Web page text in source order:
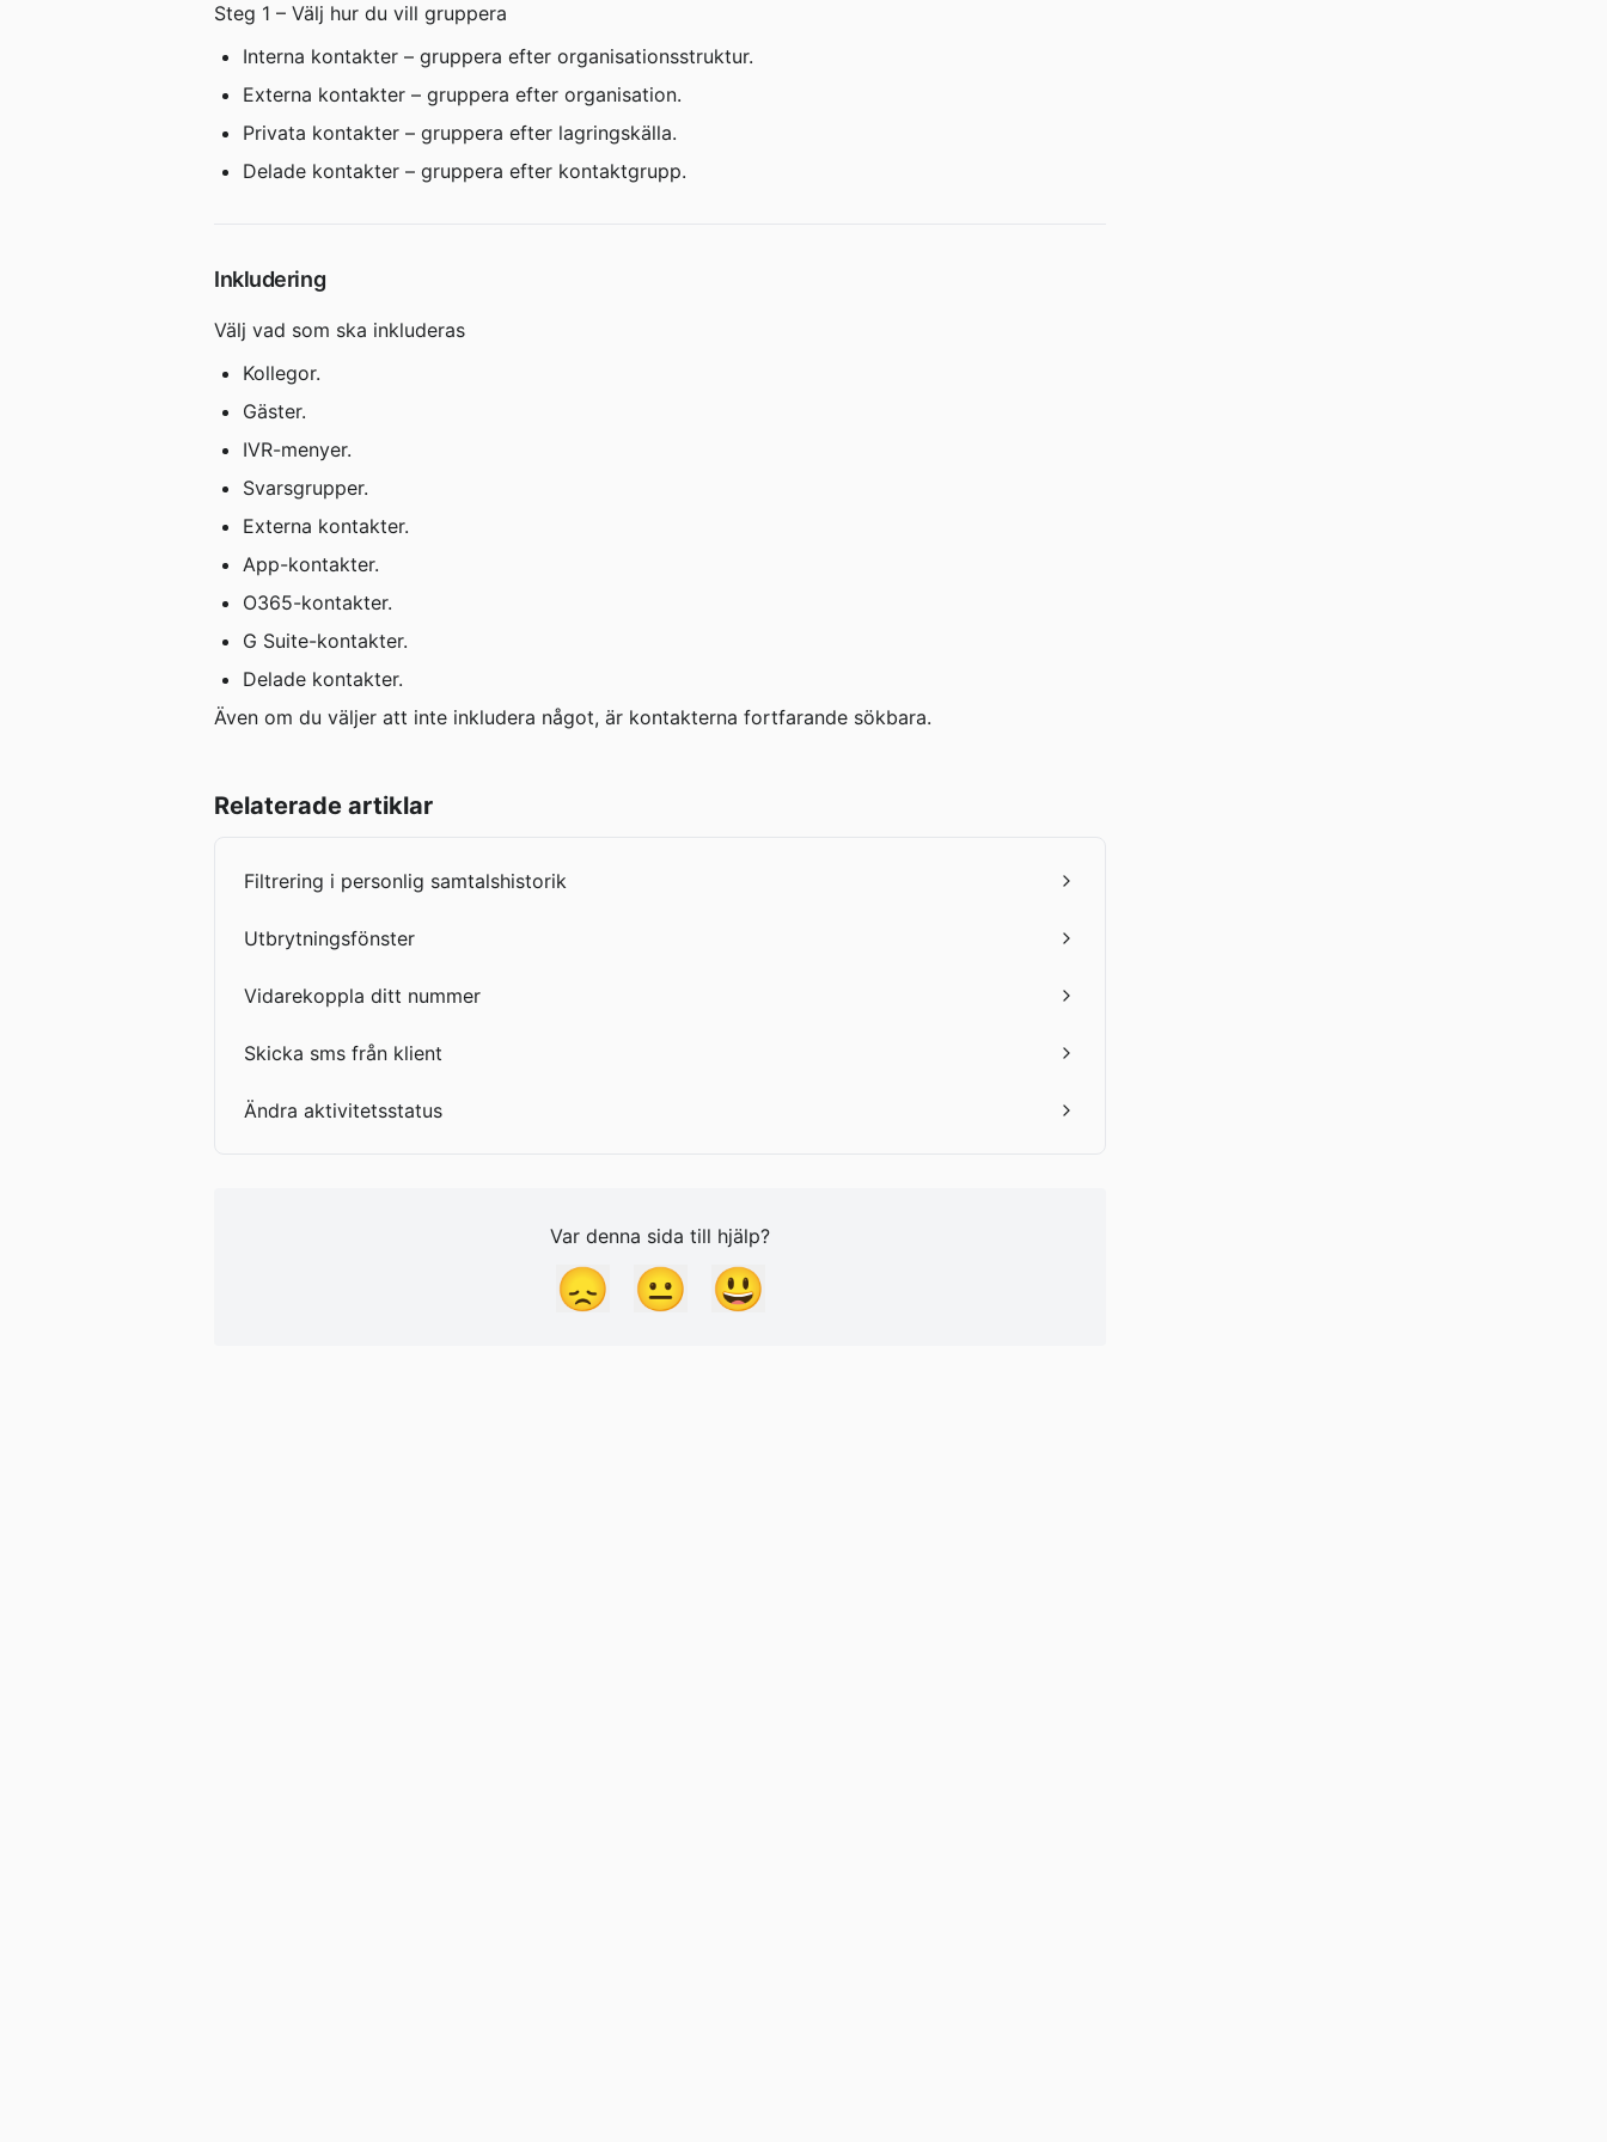
Steg 1 – Välj hur du vill gruppera
Interna kontakter – gruppera efter organisationsstruktur.
Externa kontakter – gruppera efter organisation.
Privata kontakter – gruppera efter lagringskälla.
Delade kontakter – gruppera efter kontaktgrupp.
Inkludering
Välj vad som ska inkluderas
Kollegor.
Gäster.
IVR-menyer.
Svarsgrupper.
Externa kontakter.
App-kontakter.
O365-kontakter.
G Suite-kontakter.
Delade kontakter.
Även om du väljer att inte inkludera något, är kontakterna fortfarande sökbara.
Relaterade artiklar
Filtrering i personlig samtalshistorik
Utbrytningsfönster
Vidarekoppla ditt nummer
Skicka sms från klient
Ändra aktivitetsstatus
Var denna sida till hjälp?
😞 😐 😃